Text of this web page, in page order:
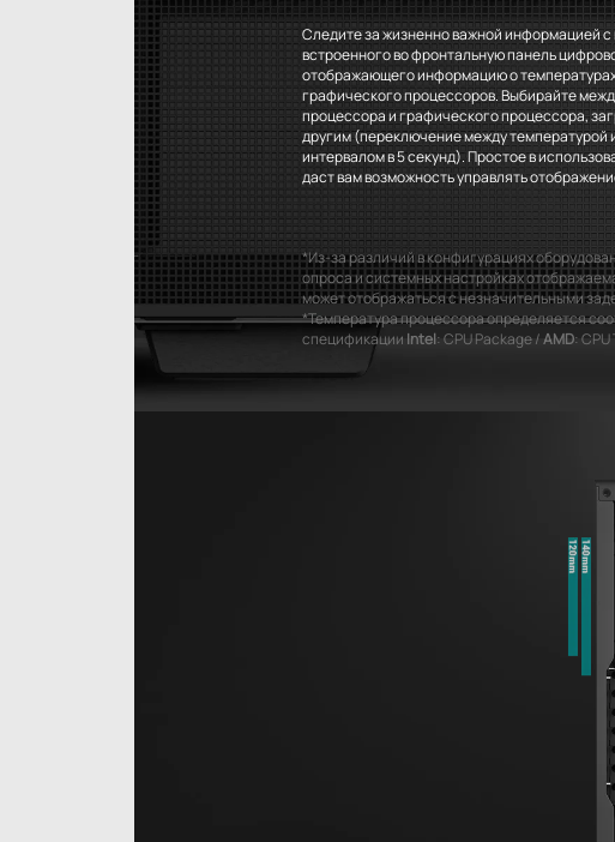
Следите за жизненно важной информацией
встроенного во фронтальную панель
отображающего информацию о
графического процессоров. Выбирайте
процессора и графического процессора,
другим (переключение между температурой
интервалом в 5 секунд). Простое в
даст вам возможность управлять
*Из-за различий в конфигурациях
опроса и системных настройках
может отображаться с незначительными
*Температура процессора определяется
спецификации Intel: CPU Package /AMD: CPU